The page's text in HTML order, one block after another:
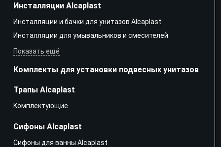
Инсталляции Alcaplast
Инсталляции и бачки для унитазов Alcaplast
Инсталляции для умывальников и смесителей
Показать ещё
Комплекты для установки подвесных унитазов
Трапы Alcaplast
Kомплектующие
Сифоны Alcaplast
Сифоны для ванны Alcaplast